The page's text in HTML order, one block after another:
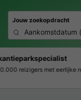
Jouw zoekopdracht
Aankomstdatum (
Boek
Duidelijke